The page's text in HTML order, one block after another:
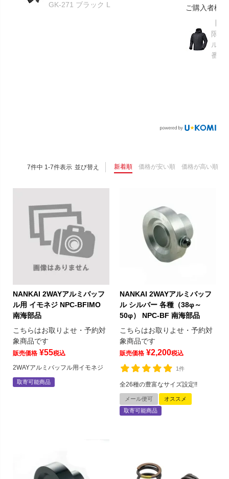
GK-271 ブラック L
ご購入者様
限り
ルメ
番：
並び替え 新着順 価格が安い順 価格が高い順
7件中 1-7件表示
NANKAI 2WAYアルミバッフ
ル用 イモネジ NPC-BFIMO
南海部品
こちらはお取りよせ・予約対
象商品です
販売価格 ¥55税込
2WAYアルミバッフル用イモネジ
取寄可能商品
NANKAI 2WAYアルミバッフ
ル シルバー 各種（38φ～
50φ） NPC-BF 南海部品
こちらはお取りよせ・予約対
象商品です
販売価格 ¥2,200税込
1件
全26種の豊富なサイズ設定!!
メール便可
オススメ
取寄可能商品